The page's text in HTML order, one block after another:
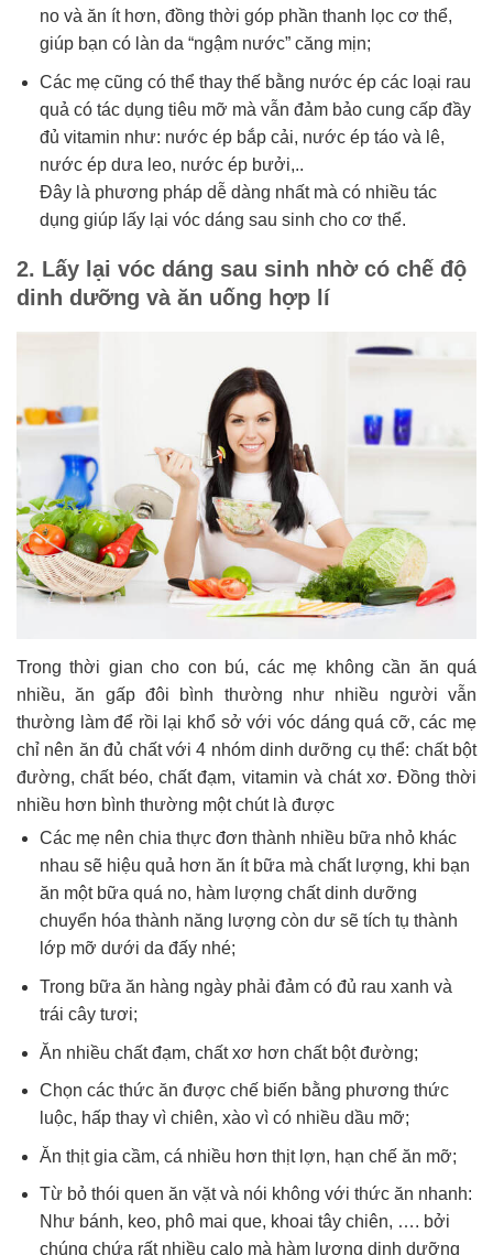
no và ăn ít hơn, đồng thời góp phần thanh lọc cơ thể,
giúp bạn có làn da “ngậm nước” căng mịn;
Các mẹ cũng có thể thay thế bằng nước ép các loại rau
quả có tác dụng tiêu mỡ mà vẫn đảm bảo cung cấp đầy
đủ vitamin như: nước ép bắp cải, nước ép táo và lê,
nước ép dưa leo, nước ép bưởi,..
Đây là phương pháp dễ dàng nhất mà có nhiều tác
dụng giúp lấy lại vóc dáng sau sinh cho cơ thể.
2. Lấy lại vóc dáng sau sinh nhờ có chế độ
dinh dưỡng và ăn uống hợp lí
Trong thời gian cho con bú, các mẹ không cần ăn quá
nhiều, ăn gấp đôi bình thường như nhiều người vẫn
thường làm để rồi lại khổ sở với vóc dáng quá cỡ, các mẹ
chỉ nên ăn đủ chất với 4 nhóm dinh dưỡng cụ thể: chất bột
đường, chất béo, chất đạm, vitamin và chát xơ. Đồng thời
nhiều hơn bình thường một chút là được
Các mẹ nên chia thực đơn thành nhiều bữa nhỏ khác
nhau sẽ hiệu quả hơn ăn ít bữa mà chất lượng, khi bạn
ăn một bữa quá no, hàm lượng chất dinh dưỡng
chuyển hóa thành năng lượng còn dư sẽ tích tụ thành
lớp mỡ dưới da đấy nhé;
Trong bữa ăn hàng ngày phải đảm có đủ rau xanh và
trái cây tươi;
Ăn nhiều chất đạm, chất xơ hơn chất bột đường;
Chọn các thức ăn được chế biến bằng phương thức
luộc, hấp thay vì chiên, xào vì có nhiều dầu mỡ;
Ăn thịt gia cầm, cá nhiều hơn thịt lợn, hạn chế ăn mỡ;
Từ bỏ thói quen ăn vặt và nói không với thức ăn nhanh:
Như bánh, keo, phô mai que, khoai tây chiên, …. bởi
chúng chứa rất nhiều calo mà hàm lượng dinh dưỡng